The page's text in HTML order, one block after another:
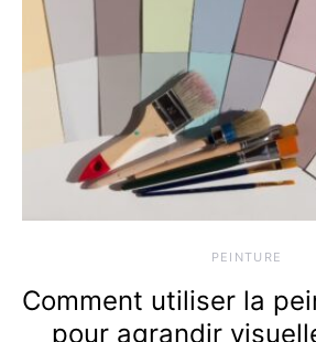
PEINTURE
Comment utiliser la
pour agrandir